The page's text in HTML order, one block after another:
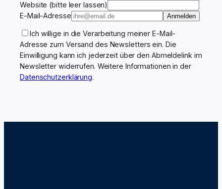
Website (bitte leer lassen)
E-Mail-Adresse
Anmelden
Ich willige in die Verarbeitung meiner E-Mail-
Adresse zum Versand des Newsletters ein. Die
Einwilligung kann ich jederzeit über den Abmeldelink im
Newsletter widerrufen. Weitere Informationen in der
Datenschutzerklärung.